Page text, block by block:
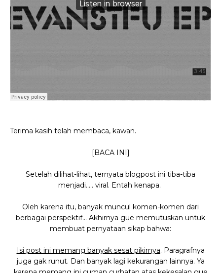
Terima kasih telah membaca, kawan.
[BACA INI]
Setelah dilihat-lihat, ternyata blogpost ini tiba-tiba
menjadi..... viral. Entah kenapa.
Oleh karena itu, banyak muncul komen-komen dari
berbagai perspektif... Akhirnya gue memutuskan untuk
membuat pernyataan sikap bahwa:
Isi post ini memang banyak sesat pikirnya. Paragrafnya
juga gak runut. Dan banyak lagi kekurangan lainnya. Ya